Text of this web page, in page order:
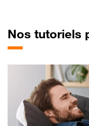
Nos tutoriels